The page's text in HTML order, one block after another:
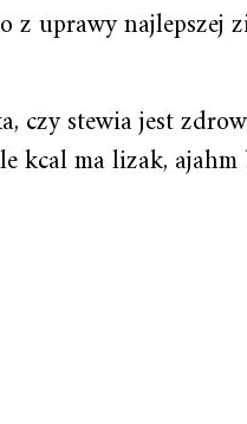
z uprawy najlepszej
czy stewia jest
kcal ma lizak, ajahm